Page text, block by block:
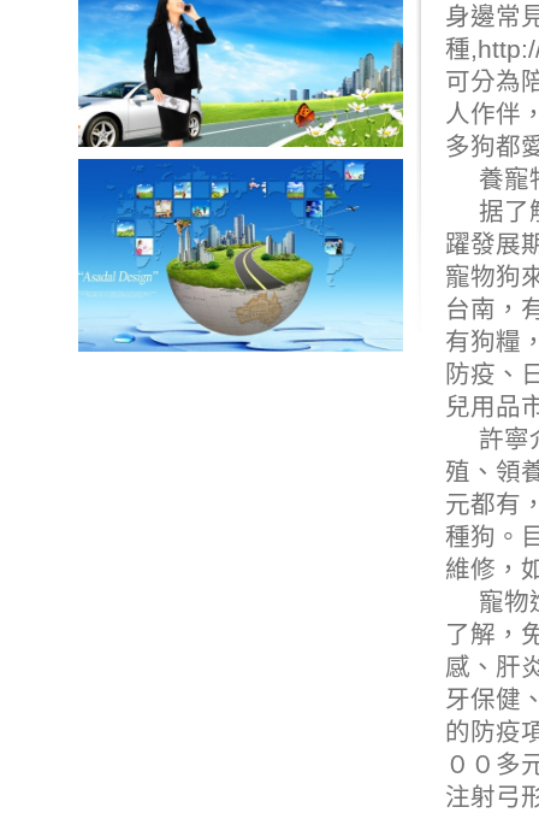
身邊常
種,
可分為
人作伴
多狗都
養寵
据了
躍發展
寵物狗
台南 ，
有狗糧
防疫、
兒用品
許寧
殖、領
元都有
種狗。
維修 ，
寵物
了解，
感、肝
牙保健
的防疫
００多
注射弓